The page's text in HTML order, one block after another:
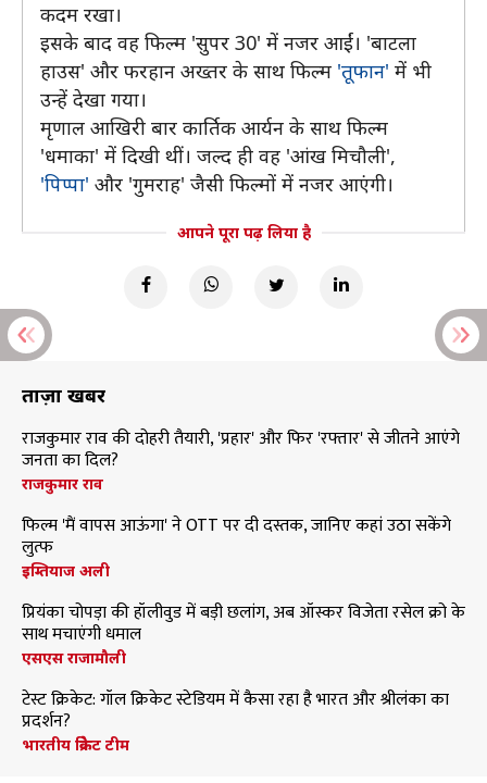
कदम रखा।
इसके बाद वह फिल्म 'सुपर 30' में नजर आईं। 'बाटला
हाउस' और फरहान अख्तर के साथ फिल्म 'तूफान' में भी
उन्हें देखा गया।
मृणाल आखिरी बार कार्तिक आर्यन के साथ फिल्म
'धमाका' में दिखी थीं। जल्द ही वह 'आंख मिचौली',
'पिप्पा' और 'गुमराह' जैसी फिल्मों में नजर आएंगी।
आपने पूरा पढ़ लिया है
ताज़ा खबरें
राजकुमार राव की दोहरी तैयारी, 'प्रहार' और फिर 'रफ्तार' से जीतने आएंगे
जनता का दिल?
राजकुमार राव
फिल्म 'मैं वापस आऊंगा' ने OTT पर दी दस्तक, जानिए कहां उठा सकेंगे
लुत्फ
इम्तियाज अली
प्रियंका चोपड़ा की हॉलीवुड में बड़ी छलांग, अब ऑस्कर विजेता रसेल क्रो के
साथ मचाएंगी धमाल
एसएस राजामौली
टेस्ट क्रिकेट: गॉल क्रिकेट स्टेडियम में कैसा रहा है भारत और श्रीलंका का
प्रदर्शन?
भारतीय क्रिकेट टीम